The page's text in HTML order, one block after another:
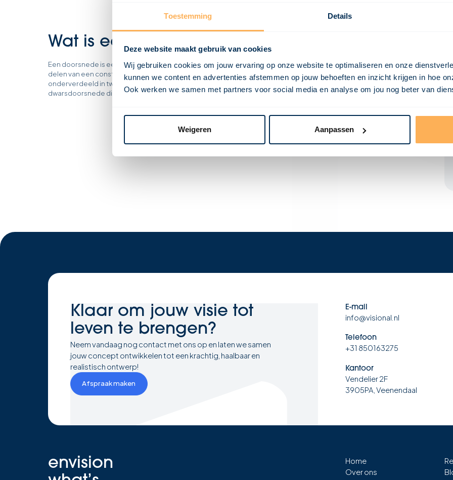
Toestemming Details
Deze website maakt gebruik van cookies
Wij gebruiken cookies om jouw ervaring op onze website te optimaliseren en onze
kunnen we content en advertenties afstemmen op jouw behoeften en inzicht krijgen in hoe
Ook werken we samen met partners voor social media en analyse om jou nog beter van
Weigeren Aanpassen
Wat is een doorsnede?
Een doorsnede is een lijn die wordt getekend om een inzicht te geven in de verschillende hoogten en
delen van een constructie. In bouwtekeningen is een doorsnede altijd verticaal en kan deze worden
onderverdeeld in twee typen: een langsdoorsnede die de constructie toont over de lengte en een
dwarsdoorsnede die de constructie toont over de breedte.
Klaar om jouw visie tot
leven te brengen?
Neem vandaag nog contact met ons op en laten we samen
jouw concept ontwikkelen tot een krachtig, haalbaar en
realistisch ontwerp!
Afspraak maken
E-mail
info@visional.nl
Telefoon
+31 850163275
Kantoor
Vendelier 2F
3905PA, Veenendaal
envision
Home
Over ons